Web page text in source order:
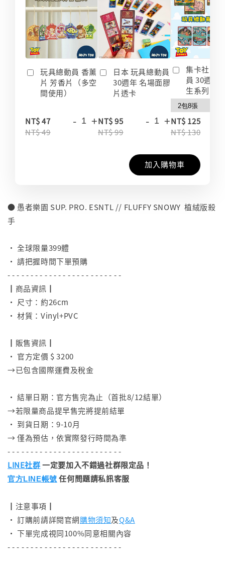
玩具總動員 香薰
片 芳香片（多空
間使用）
NT$ 47
NT$ 49
- +
日本 玩具總動員
30週年 名場面膠
片透卡
NT$ 95
NT$ 99
- +
集卡社 玩
員 30週年
生系列 收
NT$ 125
NT$ 130
加入購物車
● 愚者樂園 SUP. PRO. ESNTL // FLUFFY SNOWY 植絨版殺
手
• 全球限量399體
• 請把握時間下單預購
- - - - - - - - - - - - - - - - - - - - - - - - -
┃商品資訊┃
• 尺寸：約26cm
• 材質：Vinyl+PVC
┃販售資訊┃
• 官方定價 $ 3200
→已包含國際運費及稅金
• 結單日期：官方售完為止（首批8/12結單）
→若限量商品提早售完將提前結單
• 到貨日期：9-10月
→ 僅為預估，依實際發行時間為準
- - - - - - - - - - - - - - - - - - - - - - - - -
LINE社群一定要加入不錯過社群限定品！
官方LINE帳號 任何問題請私訊客服
┃注意事項┃
• 訂購前請詳閱官網購物須知及Q&A
• 下單完成視同100%同意相關內容
- - - - - - - - - - - - - - - - - - - - - - - - -